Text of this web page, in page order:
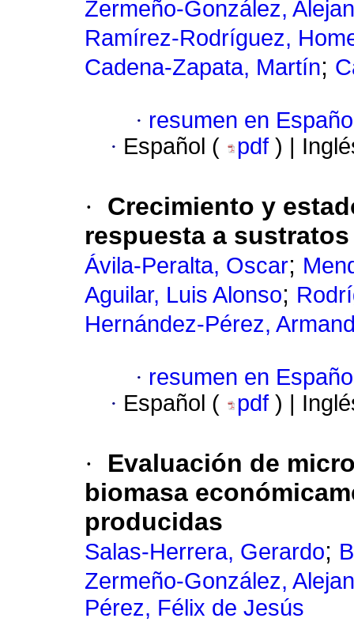
Zermeño-González,
Ramírez-Rodríguez,
Cadena-Zapata, Martín;
· resumen en
· Español ( pdf ) |
·
Crecimiento y
respuesta a
Ávila-Peralta, Oscar;
Aguilar, Luis Alonso;
Hernández-Pérez,
· resumen en
· Español ( pdf ) |
·
Evaluación de
biomasa
producidas
Salas-Herrera, Gerardo;
Zermeño-González,
Pérez, Félix de Jesús